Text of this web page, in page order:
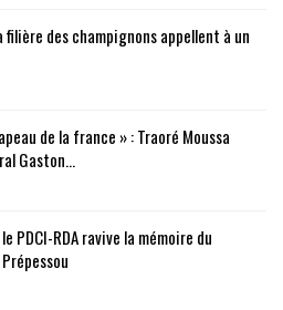
filière des champignons appellent à un
de la france » : Traoré Moussa
Gaston…
PDCI-RDA ravive la mémoire du